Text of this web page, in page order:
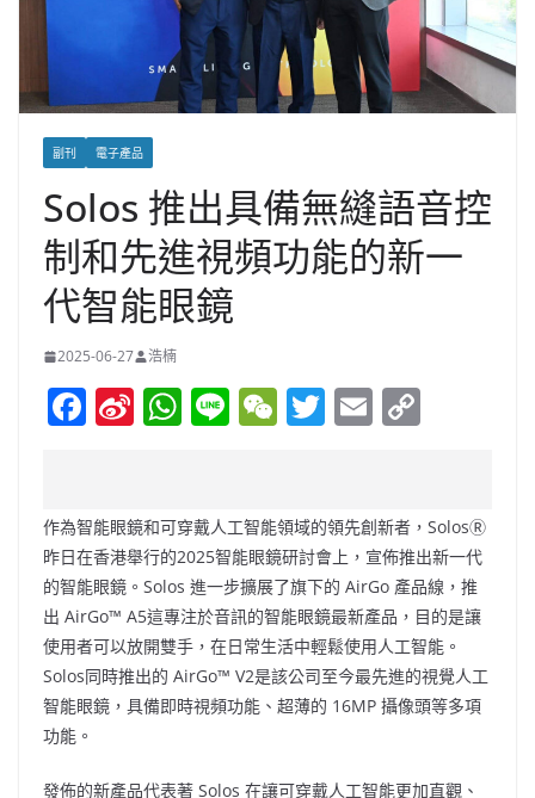
副刊 電子產品
Solos 推出具備無縫語音控
制和先進視頻功能的新一
代智能眼鏡
2025-06-27 浩楠
F
e
b
o
o
k
Si
W
ei
b
o
W
s
A
p
p
Li W
h
at
T
er
E
l y
Li
n
k
作為智能眼鏡和可穿戴人工智能領域的領先創新者，SolosⓇ
昨日在香港舉行的2025智能眼鏡研討會上，宣佈推出新一代
的智能眼鏡。Solos 進一步擴展了旗下的 AirGo 產品線，推
出 AirGo™ A5這專注於音訊的智能眼鏡最新產品，目的是讓
使用者可以放開雙手，在日常生活中輕鬆使用人工智能。
Solos同時推出的 AirGo™ V2是該公司至今最先進的視覺人工
智能眼鏡，具備即時視頻功能、超薄的 16MP 攝像頭等多項
功能。
發佈的新產品代表著 Solos 在讓可穿戴人工智能更加直觀、